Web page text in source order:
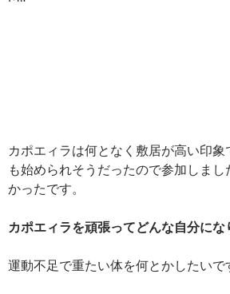
カポエィラは何となく敷居が高い印
も始められそうだったので参加しま
かったです。
カポエィラを頑張ってどんな自分にな
運動不足で重たい体を何とかしたいで